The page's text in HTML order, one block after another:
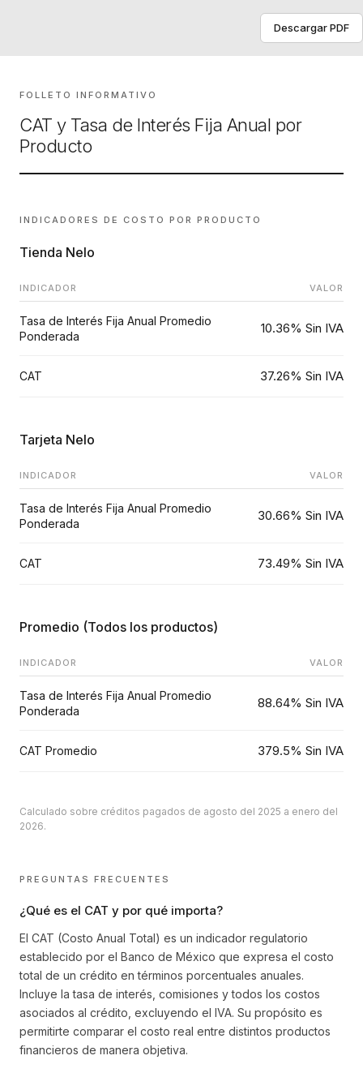
Descargar PDF
FOLLETO INFORMATIVO
CAT y Tasa de Interés Fija Anual por
Producto
INDICADORES DE COSTO POR PRODUCTO
Tienda Nelo
INDICADOR VALOR
Tasa de Interés Fija Anual Promedio
Ponderada
10.36% Sin IVA
CAT 37.26% Sin IVA
Tarjeta Nelo
INDICADOR VALOR
Tasa de Interés Fija Anual Promedio
Ponderada
30.66% Sin IVA
CAT 73.49% Sin IVA
Promedio (Todos los productos)
INDICADOR VALOR
Tasa de Interés Fija Anual Promedio
Ponderada
88.64% Sin IVA
CAT Promedio 379.5% Sin IVA
Calculado sobre créditos pagados de agosto del 2025 a enero del
2026.
PREGUNTAS FRECUENTES
¿Qué es el CAT y por qué importa?
El CAT (Costo Anual Total) es un indicador regulatorio
establecido por el Banco de México que expresa el costo
total de un crédito en términos porcentuales anuales.
Incluye la tasa de interés, comisiones y todos los costos
asociados al crédito, excluyendo el IVA. Su propósito es
permitirte comparar el costo real entre distintos productos
financieros de manera objetiva.